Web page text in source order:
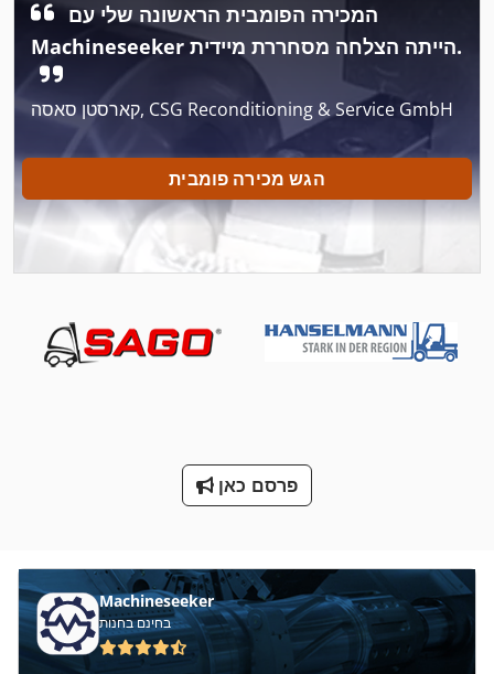
הרכבה על המעקה
חבילת כוח הידראולי 200 בר
חד קרן קטן 3
יד בוכנה הידראולית
כבל הכננת מושך
כיסוי העיתונות
מכונת כביסה ומכונת כביסה תעשיית תוכן 30 ק ג
עבודה מספר
עבודה סל
על מיני ואנים
המכירה הפומבית הראשונה שלי עם
Machineseeker הייתה הצלחה מסחררת מיידית.
קארסטן סאסה, CSG Reconditioning & Service GmbH
הגש מכירה פומבית
פרסם כאן
Machineseeker
בחינם בחנות